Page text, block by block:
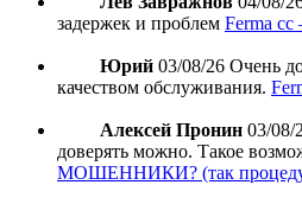
задержек и проблем Ferma
Юрий 03/08/26 Очень
качеством обслуживания.
Алексей Пронин 03/08/
доверять можно. Такое
МОШЕННИКИ? (так